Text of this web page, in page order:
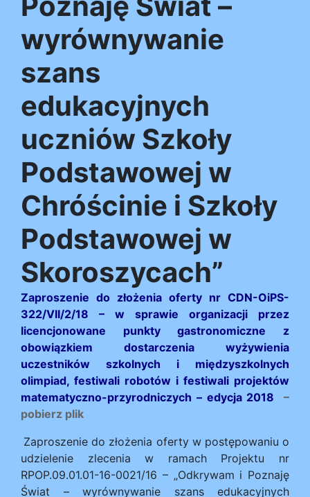
wyrównywanie
szans
edukacyjnych
uczniów Szkoły
Podstawowej w
Chróścinie i Szkoły
Podstawowej w
Skoroszycach”
Zaproszenie do złożenia oferty nr CDN-OiPS-
322/VII/2/18 – w sprawie organizacji przez
licencjonowane punkty gastronomiczne z
obowiązkiem dostarczenia wyżywienia
uczestników szkolnych i międzyszkolnych
olimpiad, festiwali robotów i festiwali projektów
matematyczno-przyrodniczych – edycja 2018
–
pobierz plik
Zaproszenie do złożenia oferty w postępowaniu o
udzielenie zlecenia w ramach Projektu nr
RPOP.09.01.01-16-0021/16 – „Odkrywam i Poznaję
Świat – wyrównywanie szans edukacyjnych